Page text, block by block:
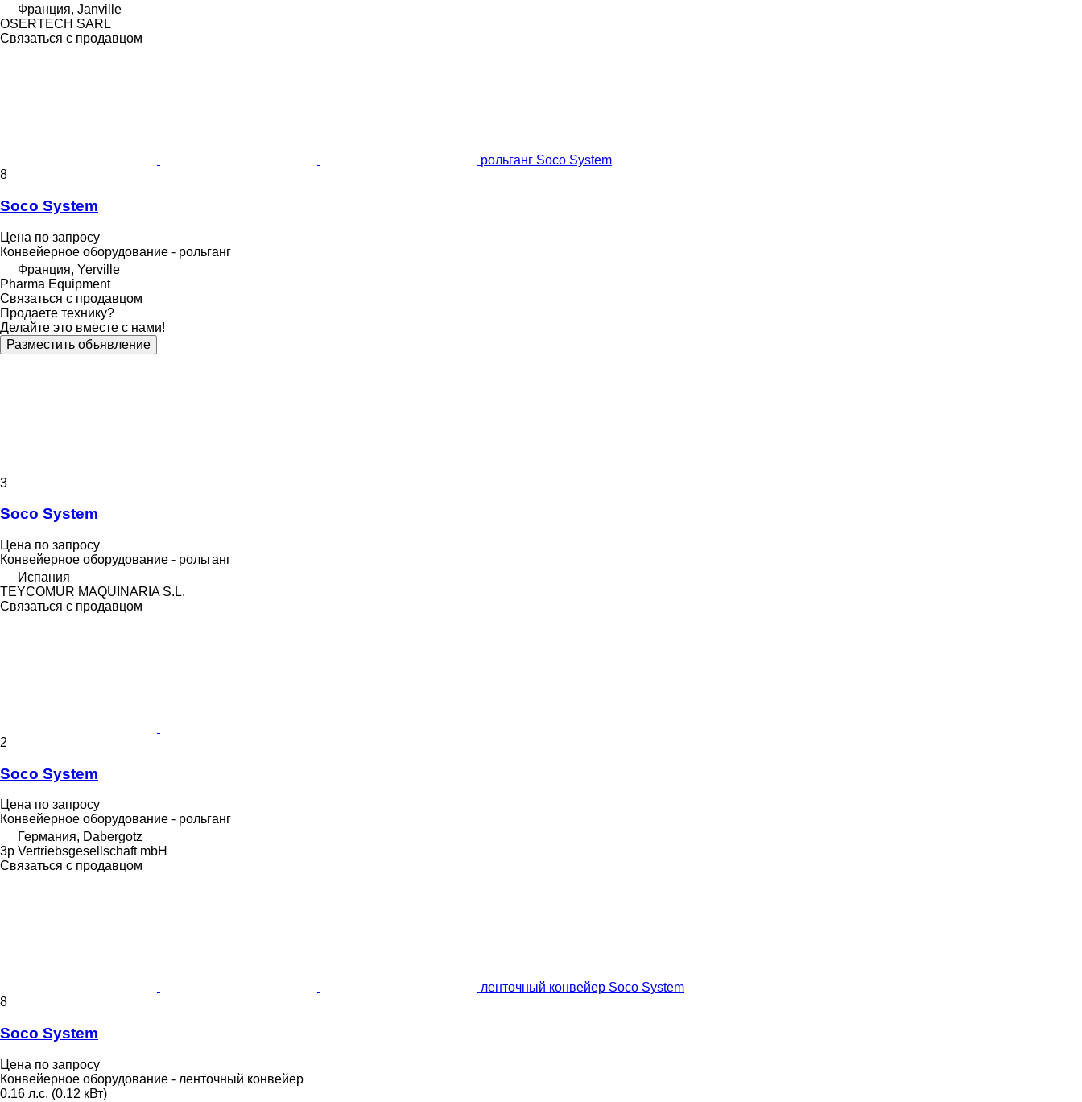
Франция, Janville
OSERTECH SARL
Связаться с продавцом
рольганг Soco System
8
Soco System
Цена по запросу
Конвейерное оборудование - рольганг
Франция, Yerville
Pharma Equipment
Связаться с продавцом
Продаете технику?
Делайте это вместе с нами!
Разместить объявление
3
Soco System
Цена по запросу
Конвейерное оборудование - рольганг
Испания
TEYCOMUR MAQUINARIA S.L.
Связаться с продавцом
2
Soco System
Цена по запросу
Конвейерное оборудование - рольганг
Германия, Dabergotz
3p Vertriebsgesellschaft mbH
Связаться с продавцом
ленточный конвейер Soco System
8
Soco System
Цена по запросу
Конвейерное оборудование - ленточный конвейер
0.16 л.с. (0.12 кВт)